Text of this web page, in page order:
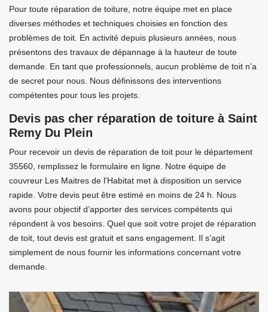
Pour toute réparation de toiture, notre équipe met en place
diverses méthodes et techniques choisies en fonction des
problèmes de toit. En activité depuis plusieurs années, nous
présentons des travaux de dépannage à la hauteur de toute
demande. En tant que professionnels, aucun problème de toit n’a
de secret pour nous. Nous définissons des interventions
compétentes pour tous les projets.
Devis pas cher réparation de toiture à Saint
Remy Du Plein
Pour recevoir un devis de réparation de toit pour le département
35560, remplissez le formulaire en ligne. Notre équipe de
couvreur Les Maitres de l'Habitat met à disposition un service
rapide. Votre devis peut être estimé en moins de 24 h. Nous
avons pour objectif d’apporter des services compétents qui
répondent à vos besoins. Quel que soit votre projet de réparation
de toit, tout devis est gratuit et sans engagement. Il s’agit
simplement de nous fournir les informations concernant votre
demande.